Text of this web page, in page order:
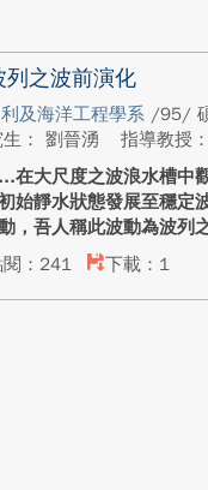
之波前演化
及海洋工程學系 /95/
： 劉晉湧
指導教授：
在大尺度之波浪水槽中
始靜水狀態發展至穩定
，吾人稱此波動為波列
閱：241
下載：1